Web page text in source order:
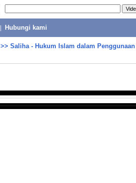
Hubungi kami
>> Saliha - Hukum Islam dalam